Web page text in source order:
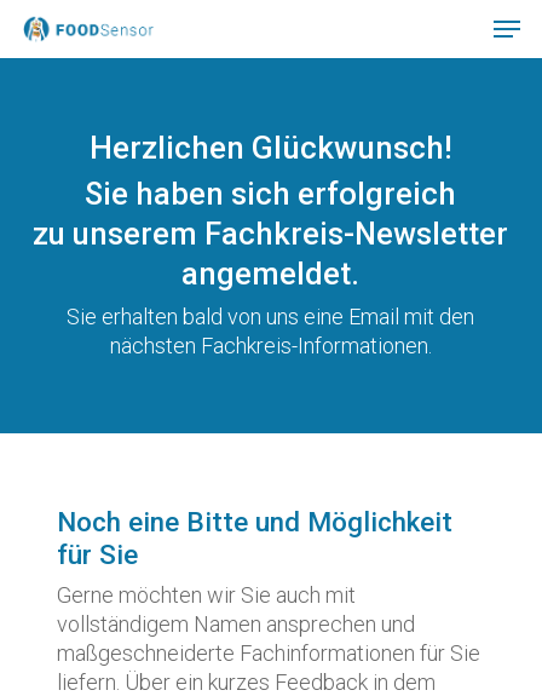
Skip
Herzlichen Glückwunsch!
Sie haben sich erfolgreich
zu unserem Fachkreis-Newsletter
angemeldet.
Sie erhalten bald von uns eine Email mit den
nächsten Fachkreis-Informationen.
Noch eine Bitte und Möglichkeit
für Sie
Gerne möchten wir Sie auch mit
vollständigem Namen ansprechen und
maßgeschneiderte Fachinformationen für Sie
liefern. Über ein kurzes Feedback in dem